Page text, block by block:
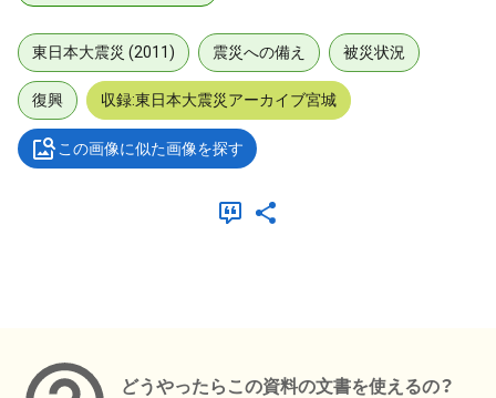
東日本大震災 (2011) 震災への備え 被災状況
復興 収録:東日本大震災アーカイブ宮城
この画像に似た画像を探す
どうやったらこの資料の文書を使えるの？